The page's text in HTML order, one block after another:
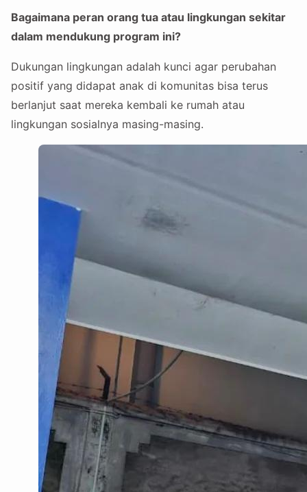
Bagaimana peran orang tua atau lingkungan sekitar
dalam mendukung program ini?
Dukungan lingkungan adalah kunci agar perubahan
positif yang didapat anak di komunitas bisa terus
berlanjut saat mereka kembali ke rumah atau
lingkungan sosialnya masing-masing.